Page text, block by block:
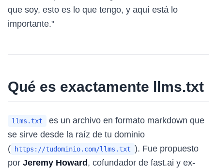
que soy, esto es lo que tengo, y aquí está lo
importante."
Qué es exactamente llms.txt
llms.txt
es un archivo en formato markdown que
se sirve desde la raíz de tu dominio
(
https://tudominio.com/llms.txt ). Fue propuesto
por Jeremy Howard , cofundador de fast.ai y ex-